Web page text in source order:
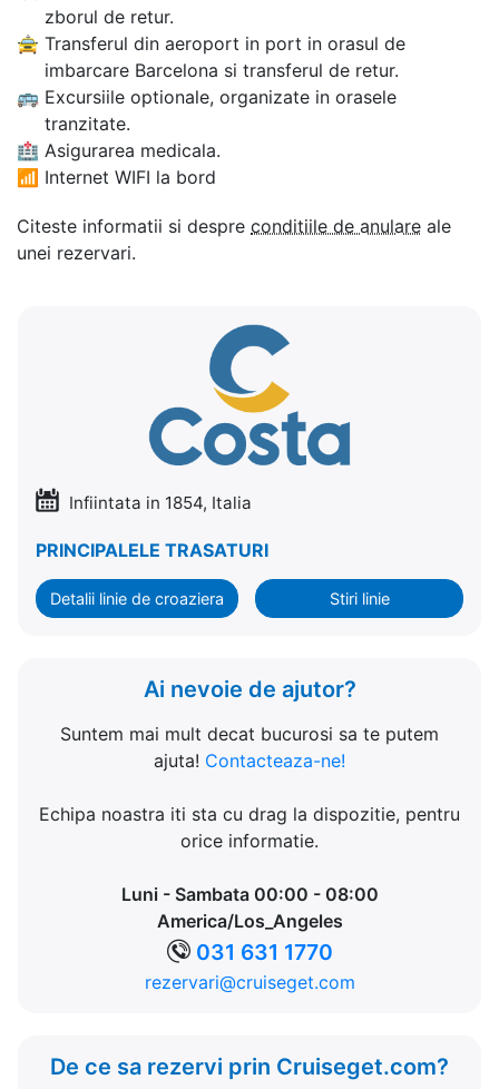
zborul de retur.
🚖 Transferul din aeroport in port in orasul de
imbarcare Barcelona si transferul de retur.
🚌 Excursiile optionale, organizate in orasele
tranzitate.
🏥 Asigurarea medicala.
📶 Internet WIFI la bord
Citeste informatii si despre conditiile de anulare ale
unei rezervari.
Infiintata in 1854, Italia
PRINCIPALELE TRASATURI
Detalii linie de croaziera Stiri linie
Ai nevoie de ajutor?
Suntem mai mult decat bucurosi sa te putem
ajuta! Contacteaza-ne!
Echipa noastra iti sta cu drag la dispozitie, pentru
orice informatie.
Luni - Sambata 00:00 - 08:00
America/Los_Angeles
031 631 1770
rezervari@cruiseget.com
De ce sa rezervi prin Cruiseget.com?